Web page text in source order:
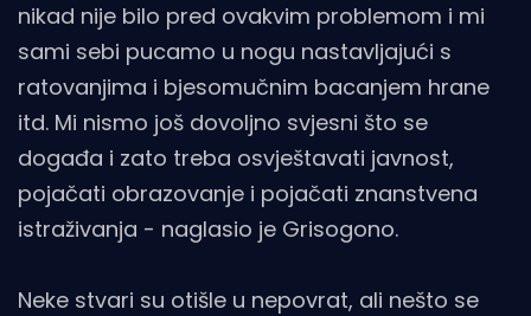
nikad nije bilo pred ovakvim problemom i mi
sami sebi pucamo u nogu nastavljajući s
ratovanjima i bjesomučnim bacanjem hrane
itd. Mi nismo još dovoljno svjesni što se
događa i zato treba osvještavati javnost,
pojačati obrazovanje i pojačati znanstvena
istraživanja - naglasio je Grisogono.
Neke stvari su otišle u nepovrat, ali nešto se